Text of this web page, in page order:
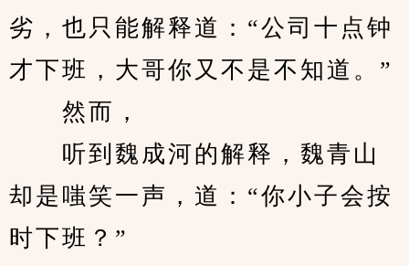
劣，也只能解释道：“公司十点钟
才下班，大哥你又不是不知道。”
然而，
听到魏成河的解释，魏青山
却是嗤笑一声，道：“你小子会按
时下班？”